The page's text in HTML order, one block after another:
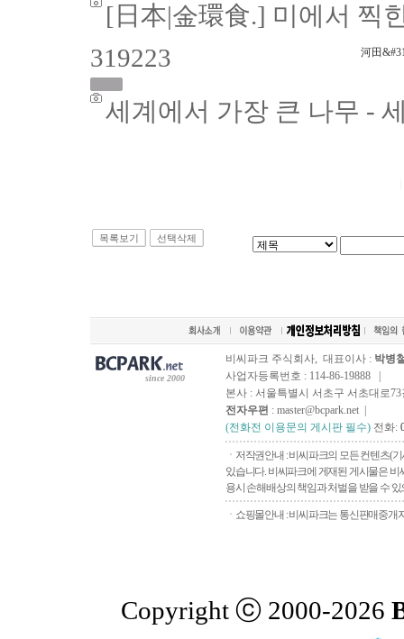
[日本|金環食.] 미에서 찍
319223
세계에서 가장 큰 나무 -
河田
목록보기 선택삭제
since 2000
비씨파크 주식회사, 대표이사 : 박병
사업자등록번호 : 114-86-19888 |
본사 : 서울특별시 서초구 서초대로73
전자우편 : master@bcpark.net |
(전화전 이용문의 게시판 필수) 전화:
ㆍ저작권안내 : 비씨파크의 모든 컨텐츠(
있습니다. 비씨파크에 게재된 게시물은
용시 손해배상의 책임과 처벌을 받을 수
ㆍ쇼핑몰안내 : 비씨파크는 통신판매중개
Copyright ⓒ 2000-2026